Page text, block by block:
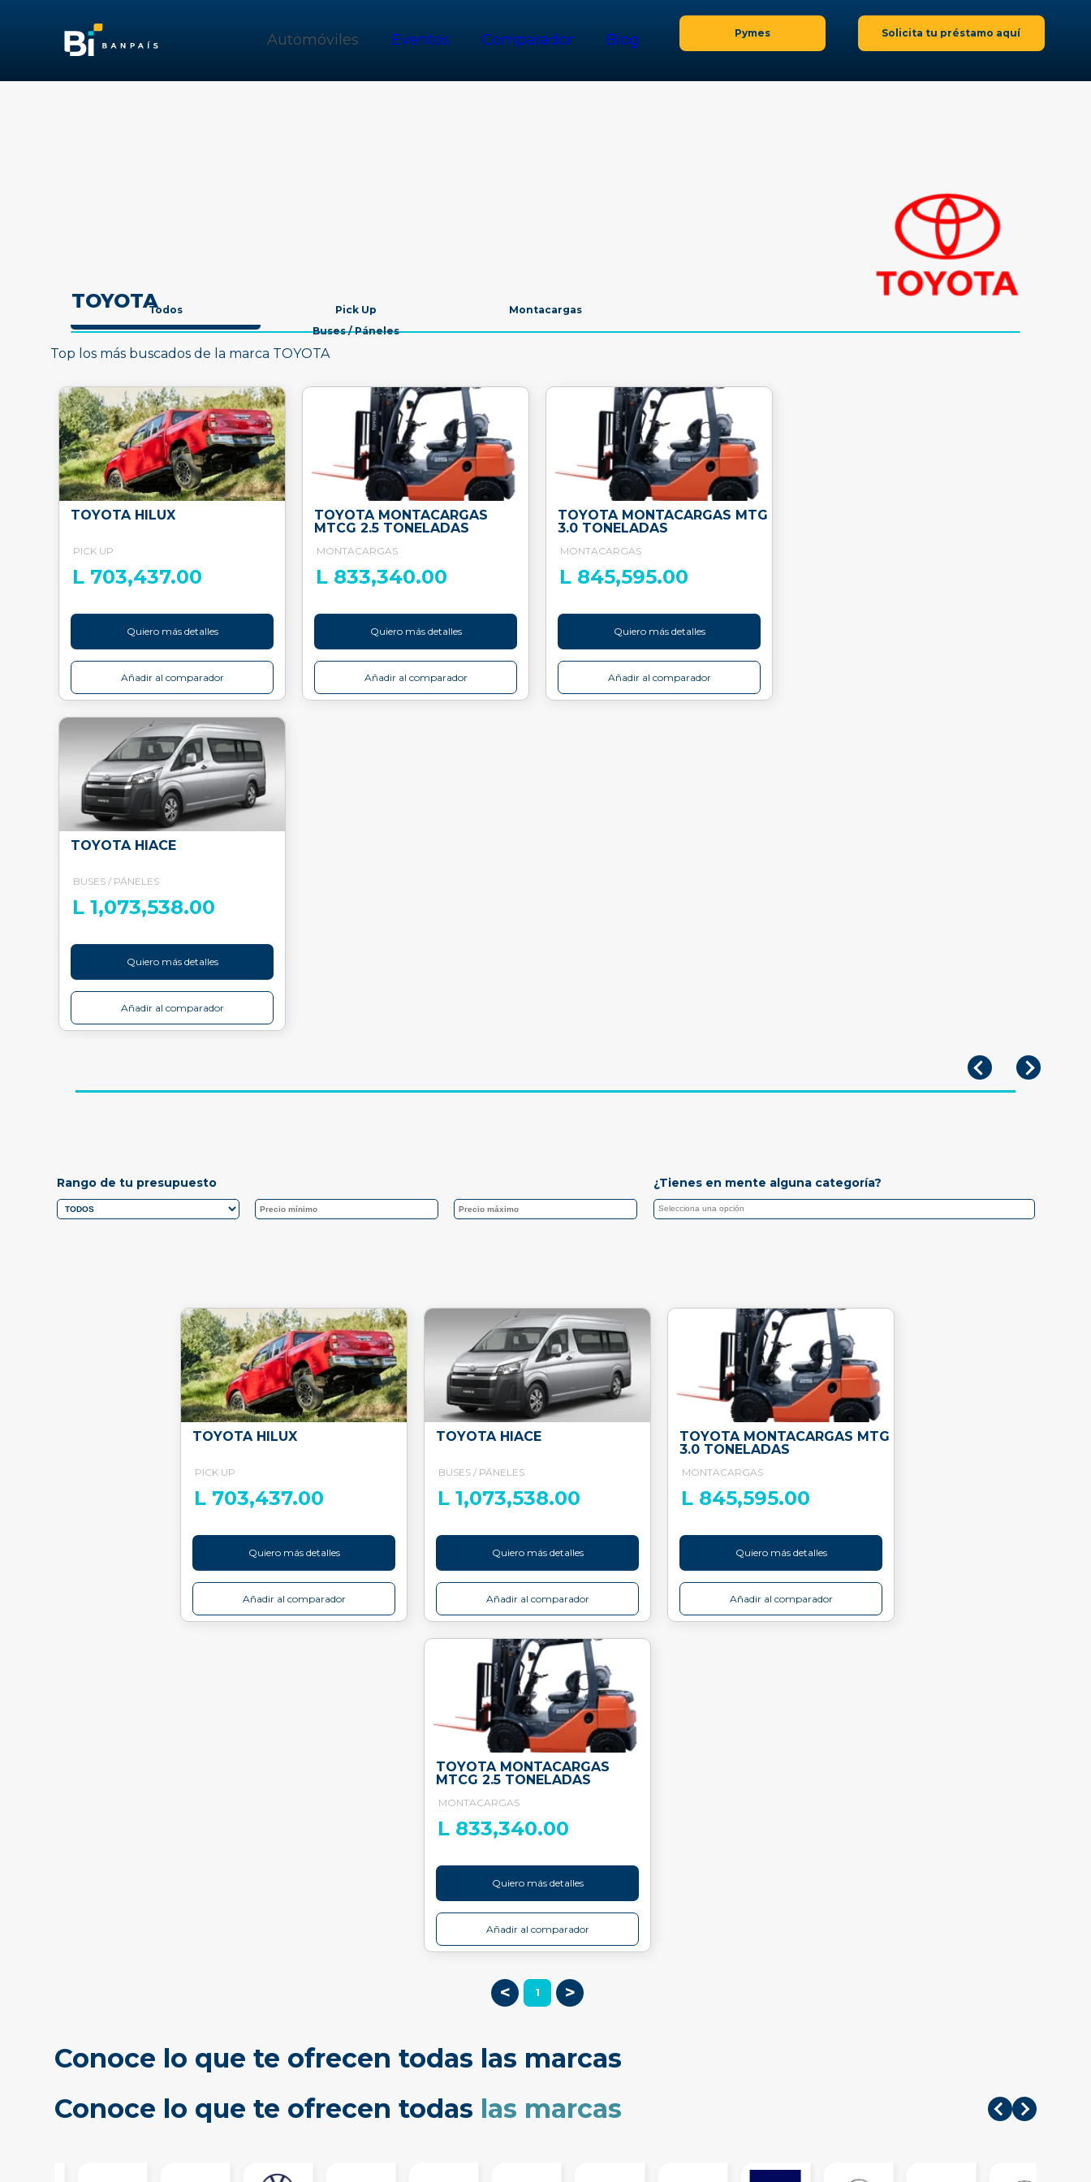
Automóviles Eventos Comparador Blog Pymes Solicita tu préstamo aquí
TOYOTATodos Pick Up
Montacargas
Buses / Páneles
Top los más buscados de la marca TOYOTA
TOYOTA HILUX
PICK UP
L 703,437.00
Quiero más detalles
Añadir al comparador
TOYOTA MONTACARGAS
MTCG 2.5 TONELADAS
MONTACARGAS
L 833,340.00
Quiero más detalles
Añadir al comparador
TOYOTA MONTACARGAS MTG
3.0 TONELADAS
MONTACARGAS
L 845,595.00
Quiero más detalles
Añadir al comparador
TOYOTA HIACE
BUSES / PÁNELES
L 1,073,538.00
Quiero más detalles
Añadir al comparador
Rango de tu presupuesto ¿Tienes en mente alguna categoría?
TOYOTA HILUX
PICK UP
L 703,437.00
Quiero más detalles
Añadir al comparador
TOYOTA HIACE
BUSES / PÁNELES
L 1,073,538.00
Quiero más detalles
Añadir al comparador
TOYOTA MONTACARGAS MTG
3.0 TONELADAS
MONTACARGAS
L 845,595.00
Quiero más detalles
Añadir al comparador
TOYOTA MONTACARGAS
MTCG 2.5 TONELADAS
MONTACARGAS
L 833,340.00
Quiero más detalles
Añadir al comparador
< 1 >
Conoce lo que te ofrecen todas las marcas
Conoce lo que te ofrecen todas las marcas